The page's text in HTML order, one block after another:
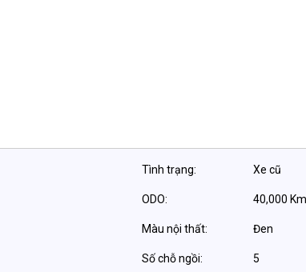
Tình trạng: Xe cũ
ODO: 40,000 Km
Màu nội thất: Đen
Số chỗ ngồi: 5